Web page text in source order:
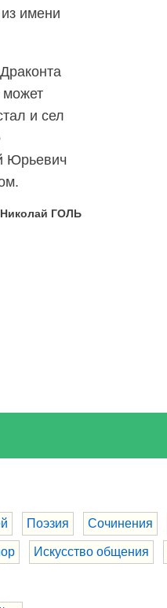
имени
может
и сел
Юрьевич
Николай ГОЛЬ
Поэзия Сочинения
Искусство общения